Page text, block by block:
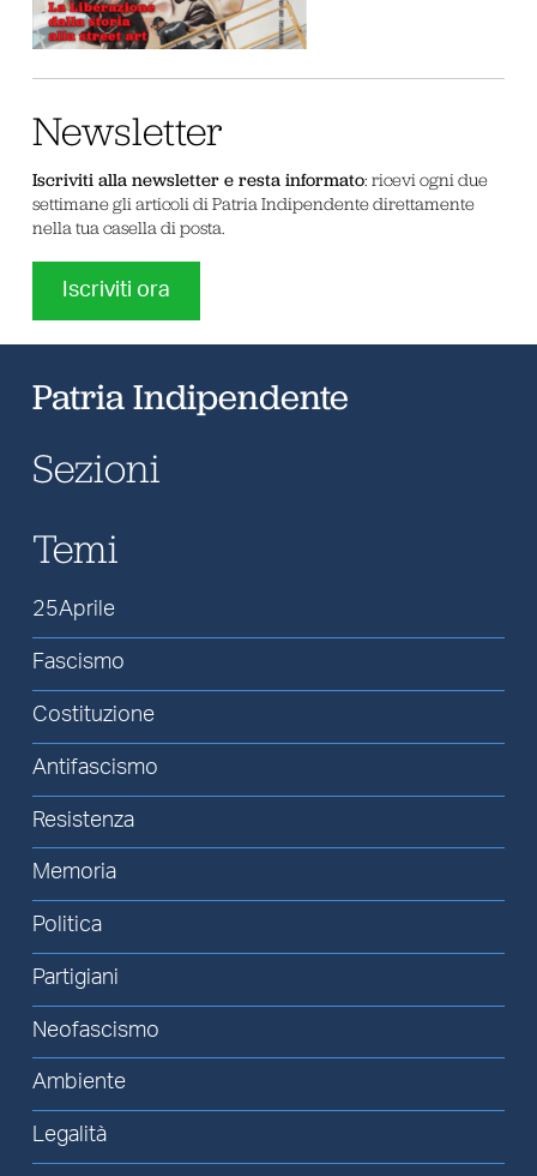
Newsletter
Iscriviti alla newsletter e resta informato: ricevi ogni due
settimane gli articoli di Patria Indipendente direttamente
nella tua casella di posta.
Iscriviti ora
Patria Indipendente
Sezioni
Temi
25Aprile
Fascismo
Costituzione
Antifascismo
Resistenza
Memoria
Politica
Partigiani
Neofascismo
Ambiente
Legalità